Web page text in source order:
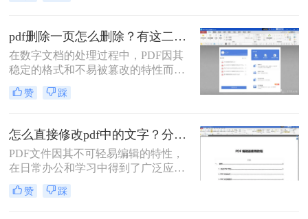
面，需要将其删除。本文将详细介绍
PDF怎么删除其中一页，帮助您轻松
处理这类问题。
pdf删除一页怎么删除？有这二种方法可以快速删除！
在数字文档的处理过程中，PDF因其
稳定的格式和不易被篡改的特性而广
受欢迎。然而，有时候我们需要对
PDF文件进行编辑，比如删除其中不
除一页怎么删除，帮助您更好地管理
PDF文件。
赞 踩
怎么直接修改pdf中的文字？分享四个简单的修改方法~！
PDF文件因其不可轻易编辑的特性，
在日常办公和学习中得到了广泛应
用。然而，有时我们可能需要直接修
改PDF中的文字内容，而不是将其转
赞 踩